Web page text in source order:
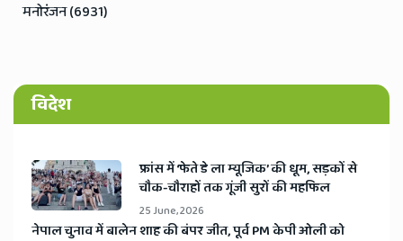
मनोरंजन (6931)
विदेश
​फ्रांस में ‘फेते डे ला म्यूजिक’ की धूम, सड़कों से
चौक-चौराहों तक गूंजी सुरों की महफिल
25 June, 2026
​नेपाल चुनाव में बालेन शाह की बंपर जीत, पूर्व PM केपी ओली को